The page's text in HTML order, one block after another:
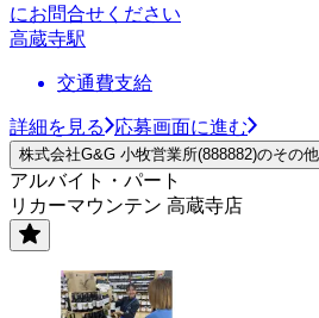
にお問合せください
高蔵寺駅
交通費支給
詳細を見る 応募画面に進む
株式会社G&G 小牧営業所(888882)のその
アルバイト・パート
リカーマウンテン 高蔵寺店